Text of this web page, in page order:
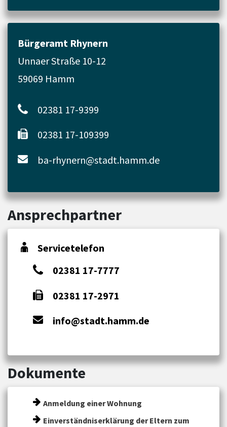
Bürgeramt Rhynern
Unnaer Straße 10-12
59069 Hamm
02381 17-9399
02381 17-109399
ba-rhynern@stadt.hamm.de
Ansprechpartner
Servicetelefon
02381 17-7777
02381 17-2971
info@stadt.hamm.de
Dokumente
Anmeldung einer Wohnung
Einverständniserklärung der Eltern zum